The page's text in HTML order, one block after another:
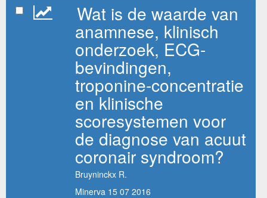
Wat is de waarde van
anamnese, klinisch
onderzoek, ECG-
bevindingen,
troponine-concentratie
en klinische
scoresystemen voor
de diagnose van acuut
coronair syndroom?
Bruyninckx R.
Minerva 15 07 2016